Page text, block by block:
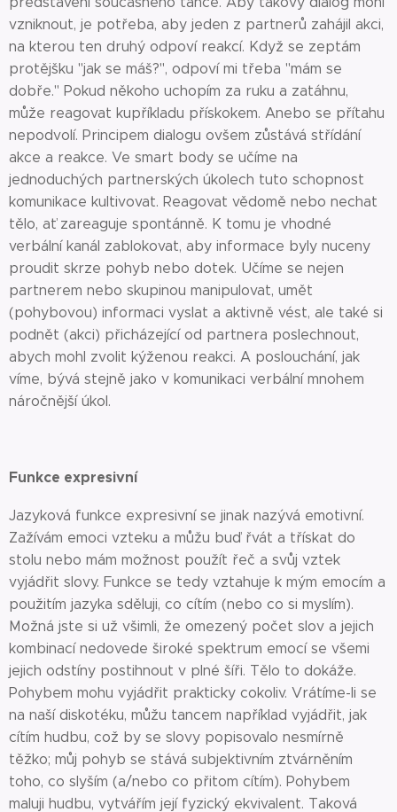
vzniknout, je potřeba, aby jeden z partnerů zahájil akci,
na kterou ten druhý odpoví reakcí. Když se zeptám
protějšku "jak se máš?", odpoví mi třeba "mám se
dobře." Pokud někoho uchopím za ruku a zatáhnu,
může reagovat kupříkladu přískokem. Anebo se přítahu
nepodvolí. Principem dialogu ovšem zůstává střídání
akce a reakce. Ve smart body se učíme na
jednoduchých partnerských úkolech tuto schopnost
komunikace kultivovat. Reagovat vědomě nebo nechat
tělo, ať zareaguje spontánně. K tomu je vhodné
verbální kanál zablokovat, aby informace byly nuceny
proudit skrze pohyb nebo dotek. Učíme se nejen
partnerem nebo skupinou manipulovat, umět
(pohybovou) informaci vyslat a aktivně vést, ale také si
podnět (akci) přicházející od partnera poslechnout,
abych mohl zvolit kýženou reakci. A poslouchání, jak
víme, bývá stejně jako v komunikaci verbální mnohem
náročnější úkol.
Funkce expresivní
Jazyková funkce expresivní se jinak nazývá emotivní.
Zažívám emoci vzteku a můžu buď řvát a třískat do
stolu nebo mám možnost použít řeč a svůj vztek
vyjádřit slovy. Funkce se tedy vztahuje k mým emocím a
použitím jazyka sděluji, co cítím (nebo co si myslím).
Možná jste si už všimli, že omezený počet slov a jejich
kombinací nedovede široké spektrum emocí se všemi
jejich odstíny postihnout v plné šíři. Tělo to dokáže.
Pohybem mohu vyjádřit prakticky cokoliv. Vrátíme-li se
na naší diskotéku, můžu tancem například vyjádřit, jak
cítím hudbu, což by se slovy popisovalo nesmírně
těžko; můj pohyb se stává subjektivním ztvárněním
toho, co slyším (a/nebo co přitom cítím). Pohybem
maluji hudbu, vytvářím její fyzický ekvivalent. Taková